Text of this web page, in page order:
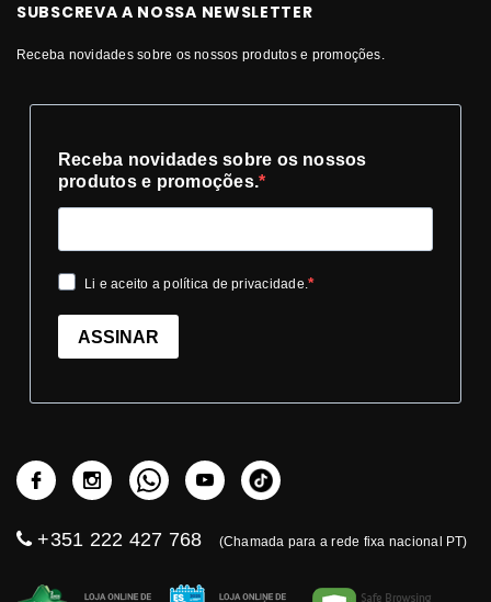
SUBSCREVA A NOSSA NEWSLETTER
Receba novidades sobre os nossos produtos e promoções.
Receba novidades sobre os nossos
produtos e promoções.
Li e aceito a política de privacidade.
ASSINAR
+351 222 427 768 (Chamada para a rede fixa nacional PT)